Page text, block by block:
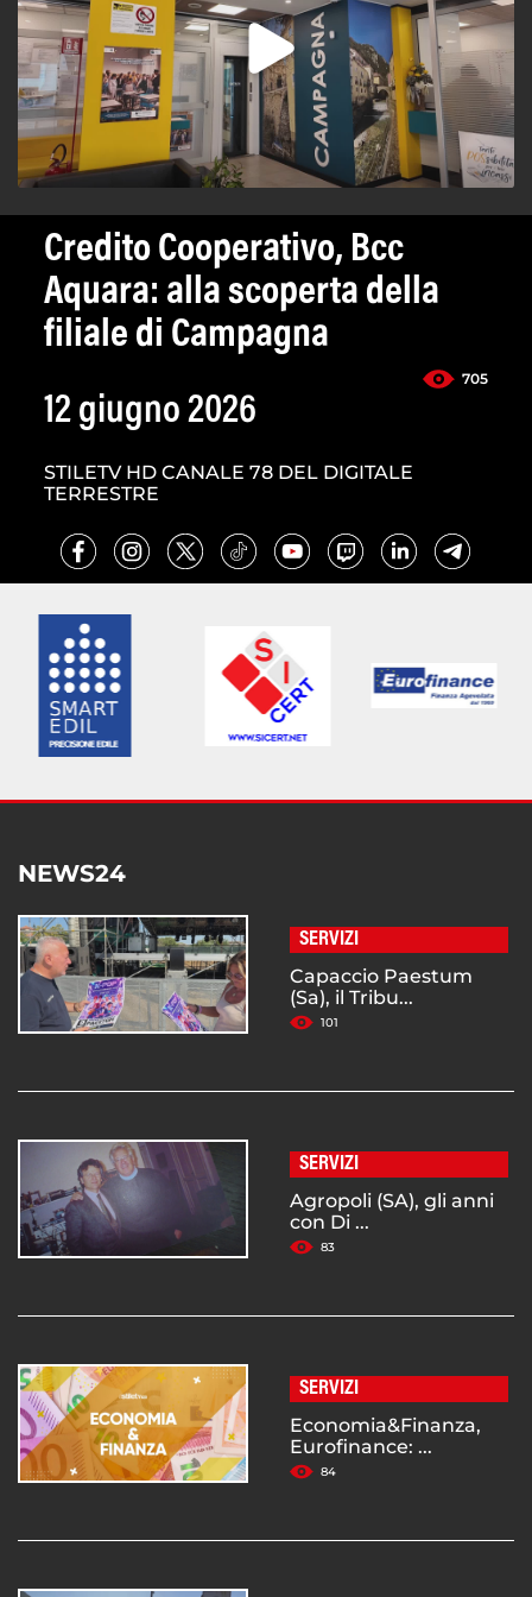
Credito Cooperativo, Bcc
Aquara: alla scoperta della
filiale di Campagna
705
12 giugno 2026
STILETV HD CANALE 78 DEL DIGITALE
TERRESTRE
NEWS24
SERVIZI
Capaccio Paestum
(Sa), il Tribu...
101
SERVIZI
Agropoli (SA), gli anni
con Di ...
83
SERVIZI
Economia&Finanza,
Eurofinance: ...
84